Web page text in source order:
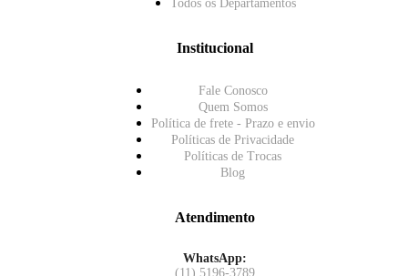
Todos os Departamentos
Institucional
Fale Conosco
Quem Somos
Política de frete - Prazo e envio
Políticas de Privacidade
Políticas de Trocas
Blog
Atendimento
WhatsApp:
(11) 5196-3789